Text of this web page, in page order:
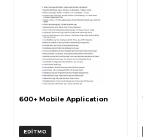
600+ Mobile Application
EDITMO